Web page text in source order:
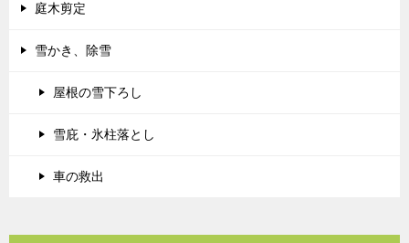
庭木剪定
雪かき、除雪
屋根の雪下ろし
雪庇・氷柱落とし
車の救出